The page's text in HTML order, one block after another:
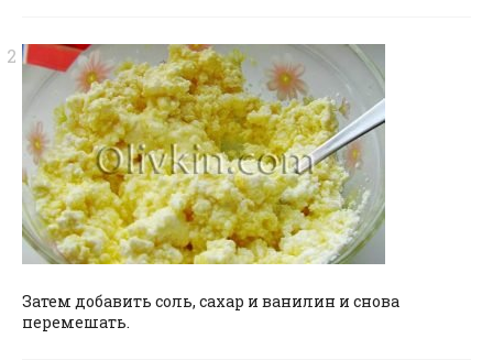
Затем добавить соль, сахар и ванилин и снова
перемешать.